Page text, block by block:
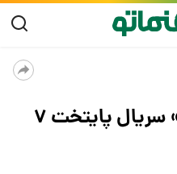
«بادیگارد کلثوم اکبری» سریال پایتخت ۷